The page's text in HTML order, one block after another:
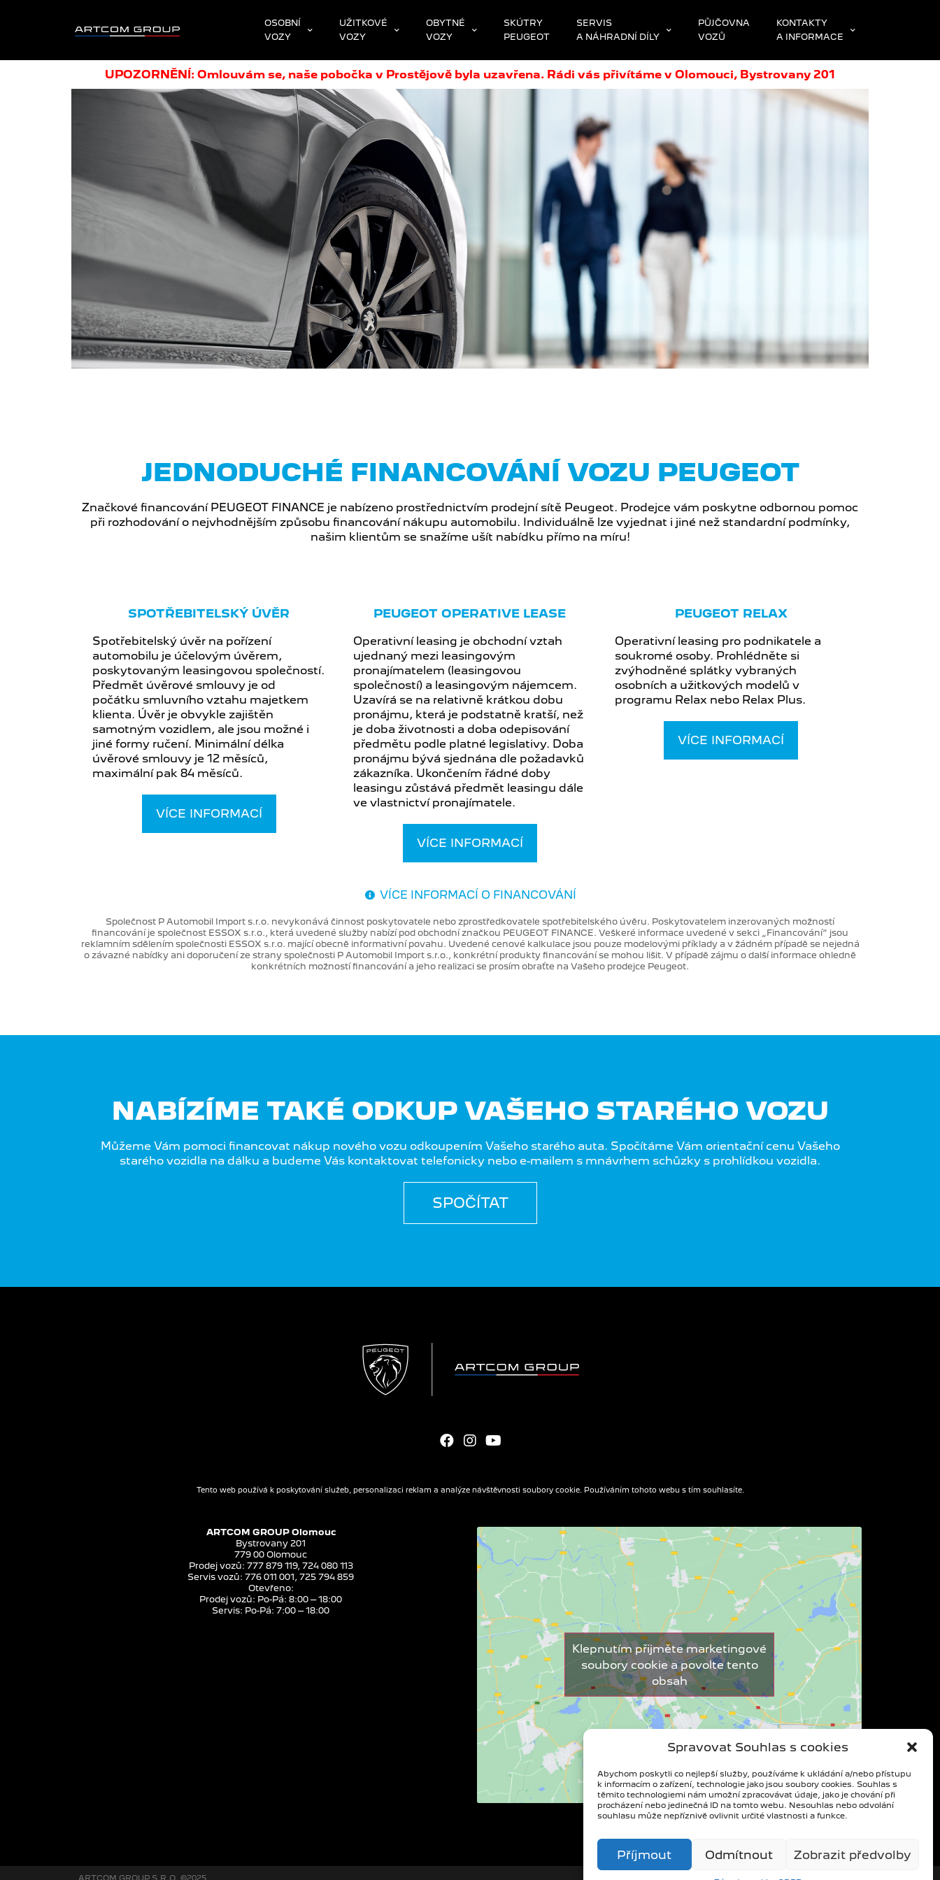
Spravovat Souhlas s cookies
Abychom poskytli co nejlepší služby, používáme k ukládání a/nebo přístupu
k informacím o zařízení, technologie jako jsou soubory cookies. Souhlas s
těmito technologiemi nám umožní zpracovávat údaje, jako je chování při
procházení nebo jedinečná ID na tomto webu. Nesouhlas nebo odvolání
souhlasu může nepříznivě ovlivnit určité vlastnosti a funkce.
Příjmout Odmítnout Zobrazit předvolby
OSOBNÍ
VOZY
UŽITKOVÉ
VOZY
OBYTNÉ
VOZY
SKÚTRY
PEUGEOT
SERVIS
A NÁHRADNÍ DÍLY
PŮJČOVNA
VOZŮ
KONTAKTY
A INFORMACE
UPOZORNĚNÍ: Omlouvám se, naše pobočka v Prostějově byla uzavřena. Rádi vás přivítáme v Olomouci, Bystrovany 201
JEDNODUCHÉ FINANCOVÁNÍ VOZU PEUGEOT
Značkové financování PEUGEOT FINANCE je nabízeno prostřednictvím prodejní sítě Peugeot. Prodejce vám poskytne odbornou pomoc
při rozhodování o nejvhodnějším způsobu financování nákupu automobilu. Individuálně lze vyjednat i jiné než standardní podmínky,
našim klientům se snažíme ušít nabídku přímo na míru!
SPOTŘEBITELSKÝ ÚVĚR
Spotřebitelský úvěr na pořízení
automobilu je účelovým úvěrem,
poskytovaným leasingovou společností.
Předmět úvěrové smlouvy je od
počátku smluvního vztahu majetkem
klienta. Úvěr je obvykle zajištěn
samotným vozidlem, ale jsou možné i
jiné formy ručení. Minimální délka
úvěrové smlouvy je 12 měsíců,
maximální pak 84 měsíců.
VÍCE INFORMACÍ
PEUGEOT OPERATIVE LEASE
Operativní leasing je obchodní vztah
ujednaný mezi leasingovým
pronajímatelem (leasingovou
společností) a leasingovým nájemcem.
Uzavírá se na relativně krátkou dobu
pronájmu, která je podstatně kratší, než
je doba životnosti a doba odepisování
předmětu podle platné legislativy. Doba
pronájmu bývá sjednána dle požadavků
zákazníka. Ukončením řádné doby
leasingu zůstává předmět leasingu dále
ve vlastnictví pronajímatele.
VÍCE INFORMACÍ
PEUGEOT RELAX
Operativní leasing pro podnikatele a
soukromé osoby. Prohlédněte si
zvýhodněné splátky vybraných
osobních a užitkových modelů v
programu Relax nebo Relax Plus.
VÍCE INFORMACÍ
VÍCE INFORMACÍ O FINANCOVÁNÍ
Společnost P Automobil Import s.r.o. nevykonává činnost poskytovatele nebo zprostředkovatele spotřebitelského úvěru. Poskytovatelem inzerovaných možností
financování je společnost ESSOX s.r.o., která uvedené služby nabízí pod obchodní značkou PEUGEOT FINANCE. Veškeré informace uvedené v sekci „Financování“ jsou
reklamním sdělením společnosti ESSOX s.r.o. mající obecně informativní povahu. Uvedené cenové kalkulace jsou pouze modelovými příklady a v žádném případě se nejedná
o závazné nabídky ani doporučení ze strany společnosti P Automobil Import s.r.o., konkrétní produkty financování se mohou lišit. V případě zájmu o další informace ohledně
konkrétních možností financování a jeho realizaci se prosím obraťte na Vašeho prodejce Peugeot.
NABÍZÍME TAKÉ ODKUP VAŠEHO STARÉHO VOZU
Můžeme Vám pomoci financovat nákup nového vozu odkoupením Vašeho starého auta. Spočítáme Vám orientační cenu Vašeho
starého vozidla na dálku a budeme Vás kontaktovat telefonicky nebo e-mailem s mnávrhem schůzky s prohlídkou vozidla.
SPOČÍTAT
Tento web používá k poskytování služeb, personalizaci reklam a analýze návštěvnosti soubory cookie. Používáním tohoto webu s tím souhlasíte.
ARTCOM GROUP Olomouc
Bystrovany 201
779 00 Olomouc
Prodej vozů: 777 879 119, 724 080 113
Servis vozů: 776 011 001, 725 794 859
Otevřeno:
Prodej vozů: Po-Pá: 8:00 – 18:00
Servis: Po-Pá: 7:00 – 18:00
Klepnutím přijměte marketingové
soubory cookie a povolte tento
obsah